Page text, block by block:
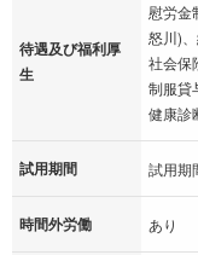
待遇及び福利厚
生
慰労金
怒川)
社会保
制服貸
健康診
試用期間 試用期
時間外労働 あり